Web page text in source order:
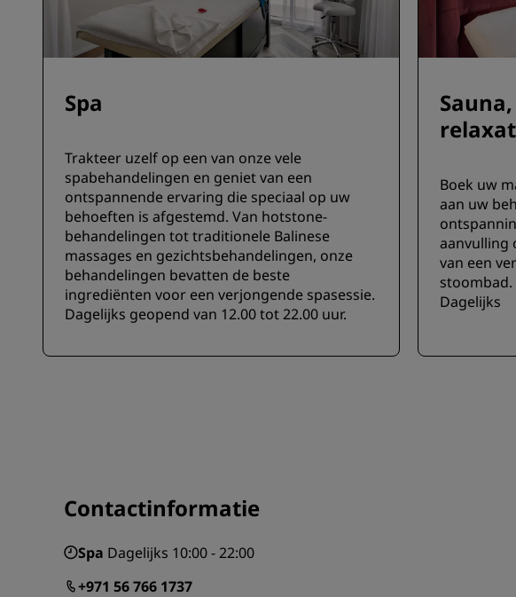
Spa
Trakteer uzelf op een van onze vele
spabehandelingen en geniet van een
ontspannende ervaring die speciaal op uw
behoeften is afgestemd. Van hotstone-
behandelingen tot traditionele Balinese
massages en gezichtsbehandelingen, onze
behandelingen bevatten de beste
ingrediënten voor een verjongende spasessie.
Dagelijks geopend van 12.00 tot 22.00 uur.
Boek uw
aan uw
aanvulling
van een
stoombad.
Dagelijks
Contactinformatie
Spa Dagelijks 10:00 - 22:00
+971 56 766 1737